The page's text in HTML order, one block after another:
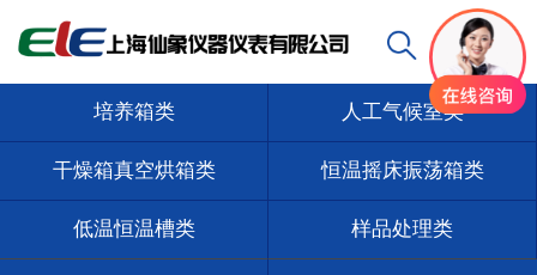
培养箱类 人工气候室类
干燥箱真空烘箱类 恒温摇床振荡箱类
低温恒温槽类 样品处理类